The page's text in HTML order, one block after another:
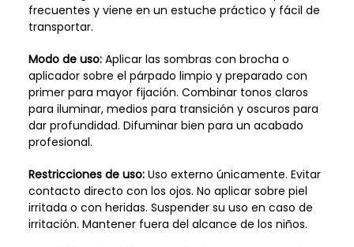
frecuentes y viene en un estuche práctico y fácil de
transportar.
Modo de uso:Aplicar las sombras con brocha o
aplicador sobre el párpado limpio y preparado con
primer para mayor fijación. Combinar tonos claros
para iluminar, medios para transición y oscuros para
dar profundidad. Difuminar bien para un acabado
profesional.
Restricciones de uso:Uso externo únicamente. Evitar
contacto directo con los ojos. No aplicar sobre piel
irritada o con heridas. Suspender su uso en caso de
irritación. Mantener fuera del alcance de los niños.